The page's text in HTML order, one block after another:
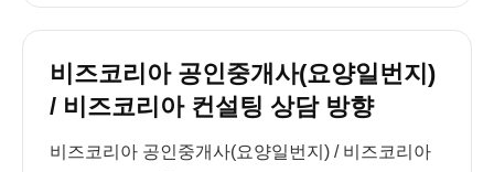
비즈코리아 공인중개사(요양일번지)
/ 비즈코리아 컨설팅 상담 방향
비즈코리아 공인중개사(요양일번지) / 비즈코리아